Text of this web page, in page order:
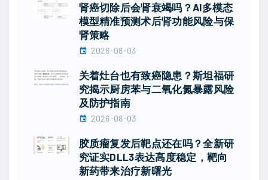
肾癌切除后会肾衰竭吗？AI多模态
模型精准预测术后肾功能风险与保
肾策略
2026-08-03
关着灶台也有致癌隐患？斯坦福研
究揭示厨房苯与二氧化氮暴露风险
及防护指南
2026-08-03
胶质瘤复发后靶点还在吗？全新研
究证实DLL3表达高度稳定，靶向
新药带来治疗新曙光